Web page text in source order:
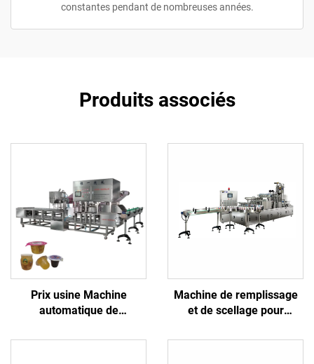
constantes pendant de nombreuses années.
Produits associés
Prix usine Machine
automatique de
gobelets plastique pour
Machine de remplissage
et de scellage pour
l'emballage de glaçons et